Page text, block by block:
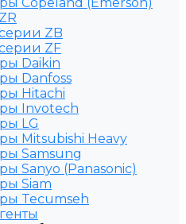
ZB
ZF
Daikin
Danfoss
Hitachi
Invotech
LG
Mitsubishi Heavy
Samsung
Sanyo (Panasonic)
Siam
Tecumseh